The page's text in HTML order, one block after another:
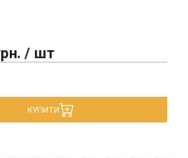
/ шт
КУПИТИ